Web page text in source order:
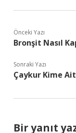
Önceki Yazı
Bronşit Nasıl
Sonraki Yazı
Çaykur Kime Ait
Bir yanıt